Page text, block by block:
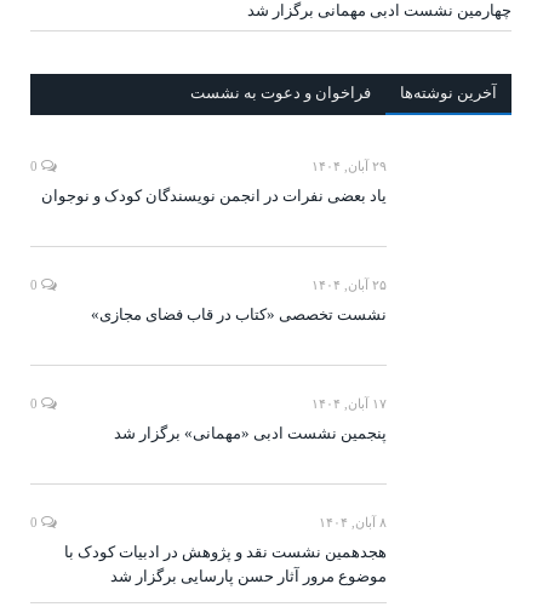
چهارمین نشست ادبی مهمانی برگزار شد
آخرين‌ نوشته‌ها فراخوان و دعوت به نشست
۲۹ آبان, ۱۴۰۴
یاد بعضی نفرات در انجمن نویسندگان کودک و نوجوان
۲۵ آبان, ۱۴۰۴
نشست تخصصی «کتاب در قاب فضای مجازی»
۱۷ آبان, ۱۴۰۴
پنجمین نشست ادبی «مهمانی» برگزار شد
۸ آبان, ۱۴۰۴
هجدهمین نشست نقد و پژوهش در ادبیات کودک با
موضوع مرور آثار حسن پارسایی برگزار شد